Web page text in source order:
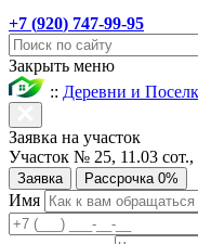
+7 (920) 747-99-95
Закрыть меню
:: Деревни и
Заявка на участок
Участок № 25, 11.03
Заявка Рассрочка 0%
Имя